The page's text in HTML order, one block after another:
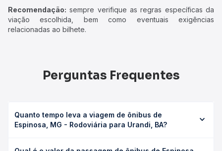
Recomendação: sempre verifique as regras específicas da
viação escolhida, bem como eventuais exigências
relacionadas ao bilhete.
Perguntas Frequentes
Quanto tempo leva a viagem de ônibus de
Espinosa, MG - Rodoviária para Urandi, BA?